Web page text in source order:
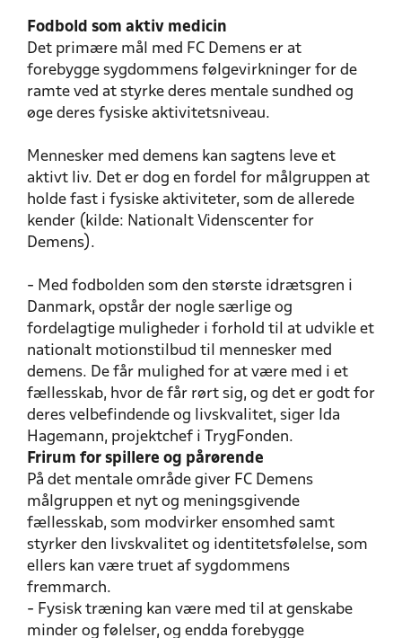
Fodbold som aktiv medicin
Det primære mål med FC Demens er at
forebygge sygdommens følgevirkninger for de
ramte ved at styrke deres mentale sundhed og
øge deres fysiske aktivitetsniveau.
Mennesker med demens kan sagtens leve et
aktivt liv. Det er dog en fordel for målgruppen at
holde fast i fysiske aktiviteter, som de allerede
kender (kilde: Nationalt Videnscenter for
Demens).
- Med fodbolden som den største idrætsgren i
Danmark, opstår der nogle særlige og
fordelagtige muligheder i forhold til at udvikle et
nationalt motionstilbud til mennesker med
demens. De får mulighed for at være med i et
fællesskab, hvor de får rørt sig, og det er godt for
deres velbefindende og livskvalitet, siger Ida
Hagemann, projektchef i TrygFonden.
Frirum for spillere og pårørende
På det mentale område giver FC Demens
målgruppen et nyt og meningsgivende
fællesskab, som modvirker ensomhed samt
styrker den livskvalitet og identitetsfølelse, som
ellers kan være truet af sygdommens
fremmarch.
- Fysisk træning kan være med til at genskabe
minder og følelser, og endda forebygge